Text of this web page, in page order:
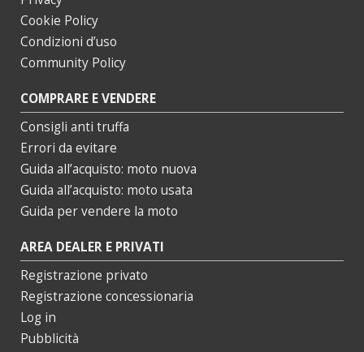
Cookie Policy
Condizioni d’uso
Community Policy
COMPRARE E VENDERE
Consigli anti truffa
Errori da evitare
Guida all’acquisto: moto nuova
Guida all’acquisto: moto usata
Guida per vendere la moto
AREA DEALER E PRIVATI
Registrazione privato
Registrazione concessionaria
Log in
Pubblicità